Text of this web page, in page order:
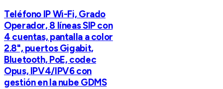
Teléfono IP Wi-Fi, Grado
Operador, 8 líneas SIP con
4 cuentas, pantalla a color
2.8", puertos Gigabit,
Bluetooth, PoE, codec
Opus, IPV4/IPV6 con
gestión en la nube GDMS